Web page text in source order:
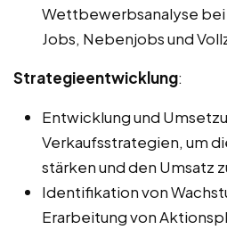
Wettbewerbsanalyse
Jobs, Nebenjobs und
Strategieentwicklung:
Entwicklung und
Verkaufsstrategien, um
stärken und den Umsatz
Identifikation von
Erarbeitung von